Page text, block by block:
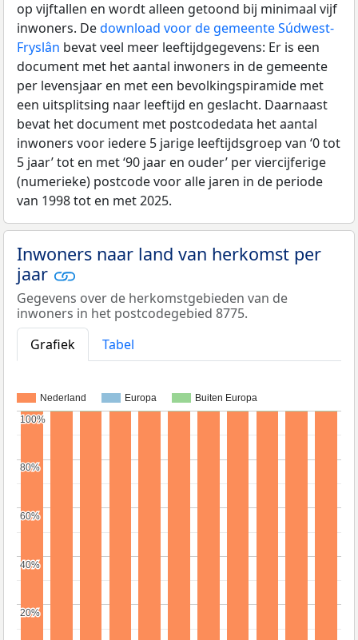
op vijftallen en wordt alleen getoond bij minimaal vijf
inwoners. Dedownload voor de gemeente Súdwest-
Fryslân bevat veel meer leeftijdgegevens: Er is een
document met het aantal inwoners in de gemeente
per levensjaar en met een bevolkingspiramide met
een uitsplitsing naar leeftijd en geslacht. Daarnaast
bevat het document met postcodedata het aantal
inwoners voor iedere 5 jarige leeftijdsgroep van ‘0 tot
5 jaar’ tot en met ‘90 jaar en ouder’ per viercijferige
(numerieke) postcode voor alle jaren in de periode
van 1998 tot en met 2025.
Inwoners naar land van herkomst per
jaar
Gegevens over de herkomstgebieden van de
inwoners in het postcodegebied 8775.
Grafiek
Tabel
Nederland Europa Buiten Europa
20%
20%
40%
40%
60%
60%
80%
80%
100%
100%